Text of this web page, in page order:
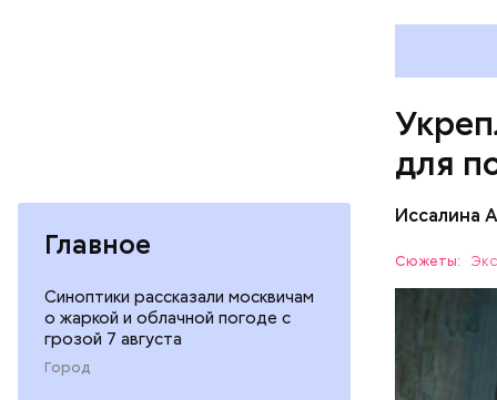
Главное
Синоптики рассказали москвичам
о жаркой и облачной погоде с
грозой 7 августа
Город
для
Иссалина
Сюжеты:
день. Тем
данного